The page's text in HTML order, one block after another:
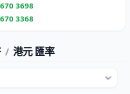
3698
3368
/ 港元 匯率